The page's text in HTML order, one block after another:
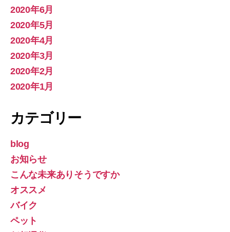
2020年6月
2020年5月
2020年4月
2020年3月
2020年2月
2020年1月
カテゴリー
blog
お知らせ
こんな未来ありそうですか
オススメ
バイク
ペット